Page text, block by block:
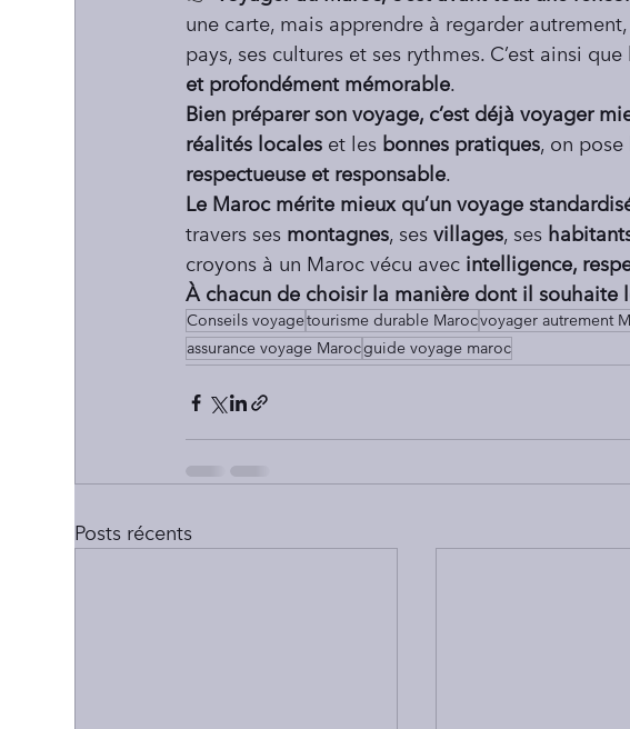
une carte, mais apprendre à regarder
pays, ses cultures et ses rythmes. C’est ainsi
et profondément mémorable.
Bien préparer son voyage, c’est déjà voyager
réalités locales et les bonnes pratiques, on pose
respectueuse et responsable.
Le Maroc mérite mieux qu’un voyage
travers ses montagnes, ses villages, ses
croyons à un Maroc vécu avec intelligence,
À chacun de choisir la manière dont il souhaite
Conseils voyagetourisme durable Marocvoyager autrement
assurance voyage Marocguide voyage maroc
Posts récents